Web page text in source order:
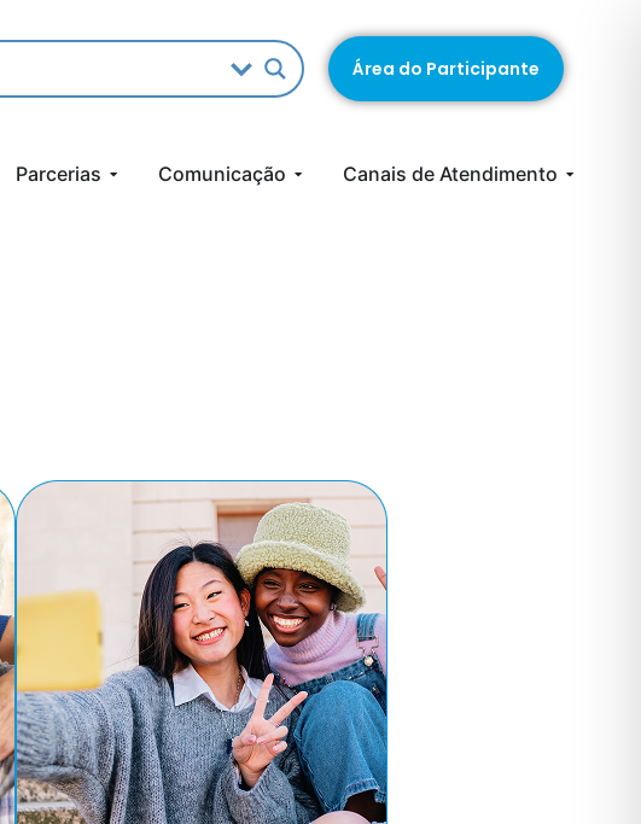
Área do Participante
Parcerias Comunicação Canais de Atendimento